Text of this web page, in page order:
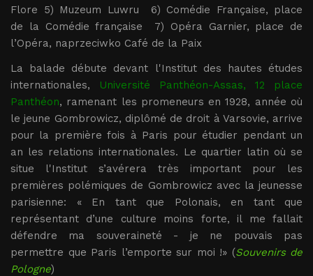
Flore 5) Muzeum Luwru 6) Comédie Française, place
de la Comédie française 7) Opéra Garnier, place de
l’Opéra, naprzeciwko Café de la Paix
La balade débute devant l'Institut des hautes études
internationales,
Université Panthéon-Assas, 12 place
Panthéon, ramenant les promeneurs en 1928, année où
le jeune Gombrowicz, diplômé de droit à Varsovie, arrive
pour la première fois à Paris pour étudier pendant un
an les relations internationales. Le quartier latin où se
situe l'Institut s’avérera très important pour les
premières polémiques de Gombrowicz avec la jeunesse
parisienne: « En tant que Polonais, en tant que
représentant d’une culture moins forte, il me fallait
défendre ma souveraineté - je ne pouvais pas
permettre que Paris l’emporte sur moi !» (Souvenirs de
Pologne)